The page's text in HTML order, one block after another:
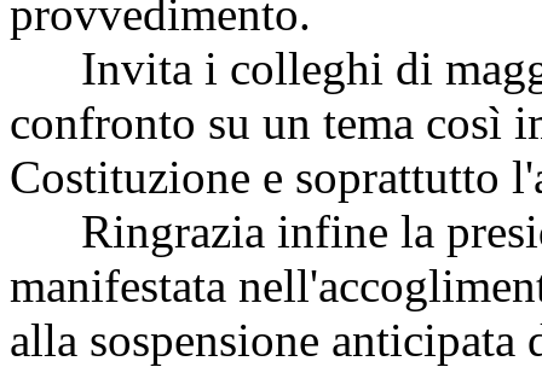
provvedimento.
Invita i colleghi di
confronto su un tema così
Costituzione e soprattutto
Ringrazia infine la
manifestata
alla sospensione